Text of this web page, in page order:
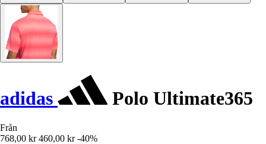
adidas Polo Ultimate365
Från
768,00 kr 460,00 kr -40%